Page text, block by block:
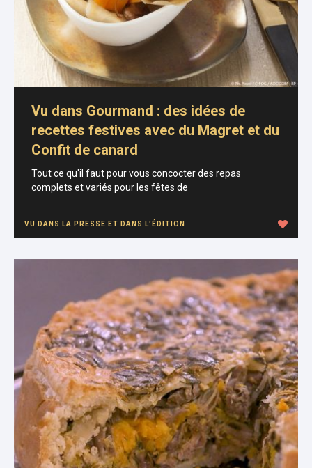
Vu dans Gourmand : des idées de
recettes festives avec du Magret et du
Confit de canard
Tout ce qu'il faut pour vous concocter des repas
complets et variés pour les fêtes de
VU DANS LA PRESSE ET DANS L'ÉDITION